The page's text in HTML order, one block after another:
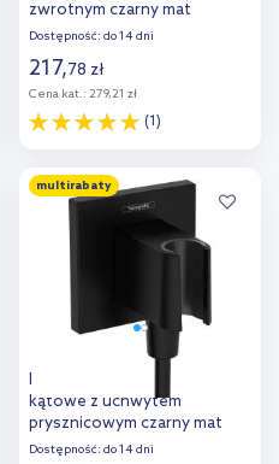
zwrotnym czarny mat
26457670
Dostępność: do 14 dni
217,78 zł
Cena kat.: 279,21 zł
(1)
multirabaty
Hansgrohe FixFit E przyłącze
kątowe z uchwytem
prysznicowym czarny mat
26889670
Dostępność: do 14 dni